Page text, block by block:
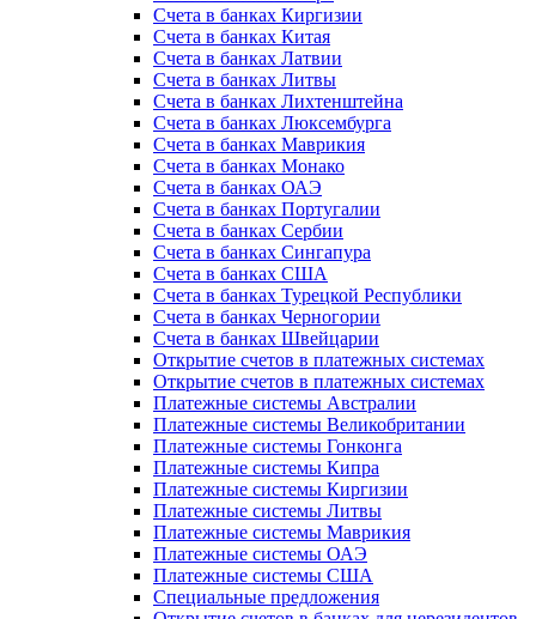
Счета в банках Киргизии
Счета в банках Китая
Счета в банках Латвии
Счета в банках Литвы
Счета в банках Лихтенштейна
Счета в банках Люксембурга
Счета в банках Маврикия
Счета в банках Монако
Счета в банках ОАЭ
Счета в банках Португалии
Счета в банках Сербии
Счета в банках Сингапура
Счета в банках США
Счета в банках Турецкой Республики
Счета в банках Черногории
Счета в банках Швейцарии
Открытие счетов в платежных системах
Открытие счетов в платежных системах
Платежные системы Австралии
Платежные системы Великобритании
Платежные системы Гонконга
Платежные системы Кипра
Платежные системы Киргизии
Платежные системы Литвы
Платежные системы Маврикия
Платежные системы ОАЭ
Платежные системы США
Специальные предложения